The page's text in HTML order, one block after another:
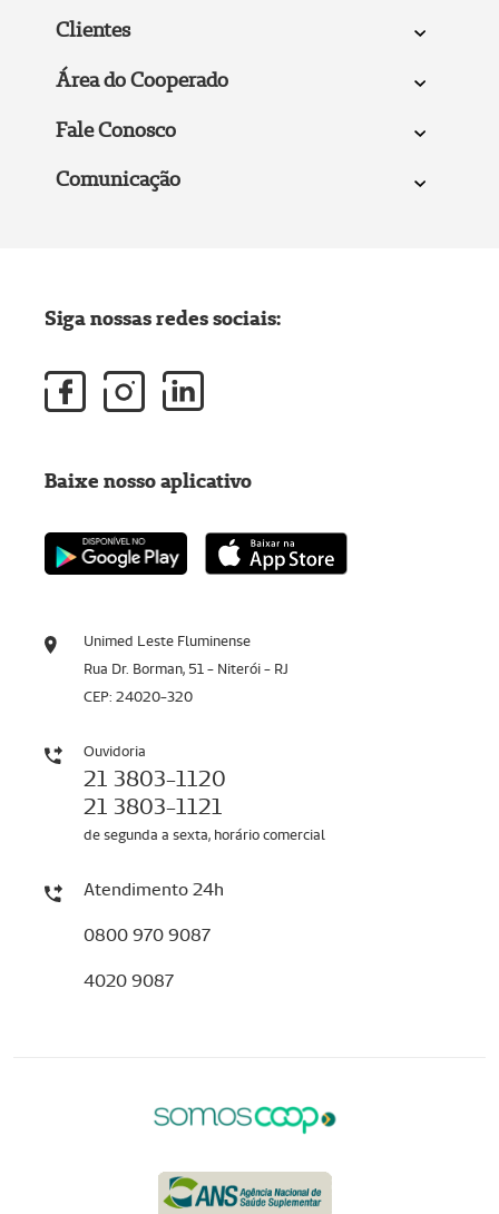
Clientes
Área do Cooperado
Fale Conosco
Comunicação
Unimed Leste Fluminense
Rua Dr. Borman, 51 - Niterói - RJ
CEP: 24020-320
Ouvidoria
21 3803-1120
21 3803-1121
de segunda a sexta, horário comercial
Atendimento 24h
0800 970 9087
4020 9087
Siga nossas redes sociais:
Baixe nosso aplicativo